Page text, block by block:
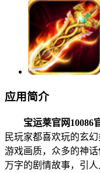
应用简介
宝运莱官网10086
民玩家都喜欢玩的玄
游戏画质，众多的神
万字的剧情故事，引